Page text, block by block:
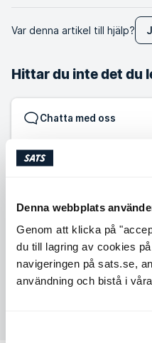
Denna webbplats
Genom att klicka på
du till lagring av cookies
navigeringen på sats.se,
användning och bistå i
Var denna artikel till hjälp?
Hittar du inte det du
Chatta med oss
Måndag-Fredag, 09:00-
10:00-12:00 & 13:00-
Starta chatt